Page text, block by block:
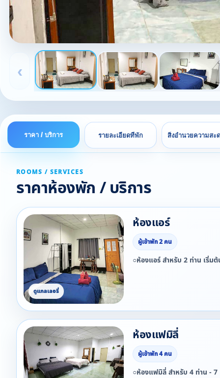
‹
ราคา / บริการ รายละเอียดที่พัก สิ่งอำนวยความสะ
ROOMS / SERVICES
ราคาห้องพัก / บริการ
ห้องแอร์
ผู้เข้าพัก 2 คน
○ห้องแอร์ สำหรับ 2 ท่าน เริ่ม
ห้องแฟมิลี่
ผู้เข้าพัก 4 คน
○ห้องแฟมิลี่ สำหรับ 4 ท่าน - 7 ท่าน เริ่มต้น 750 -